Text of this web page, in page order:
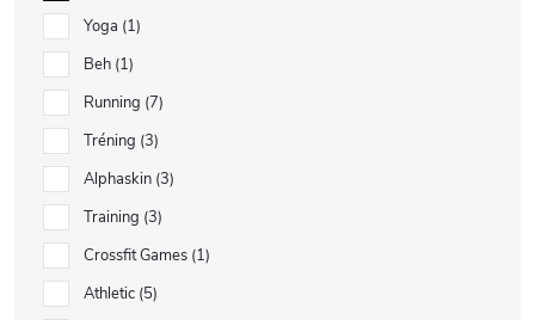
Yoga 1
Beh 1
Running 7
Tréning 3
Alphaskin 3
Training 3
Crossfit Games 1
Athletic 5